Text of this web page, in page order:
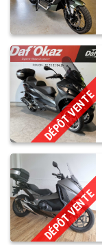
DÉPÔT VENTE
DÉPÔT VENTE